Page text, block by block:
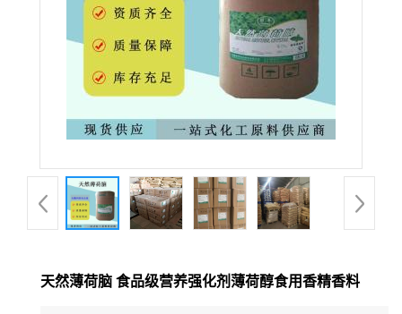
天然薄荷脑 食品级营养强化剂薄荷醇食用香精香料